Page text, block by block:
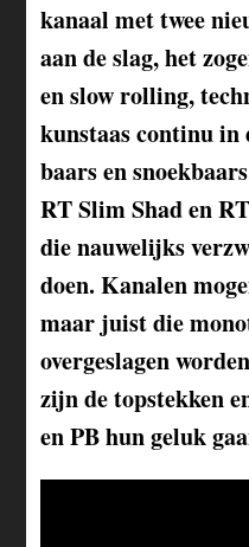
kanaal met twee
aan de slag, het
en slow rolling,
kunstaas continu in
baars en
RT Slim Shad en
die nauwelijks
doen. Kanalen
maar juist die
overgeslagen
zijn de topstekken
en PB hun geluk